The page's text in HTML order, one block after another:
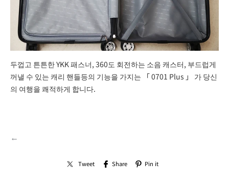
두껍고 튼튼한 YKK 패스너, 360도 회전하는 소음 캐스터, 부드럽게
꺼낼 수 있는 캐리 핸들등의 기능을 가지는
「0701 Plus 」
가 당신
의 여행을 쾌적하게 합니다.
←
Tweet Share Pin it